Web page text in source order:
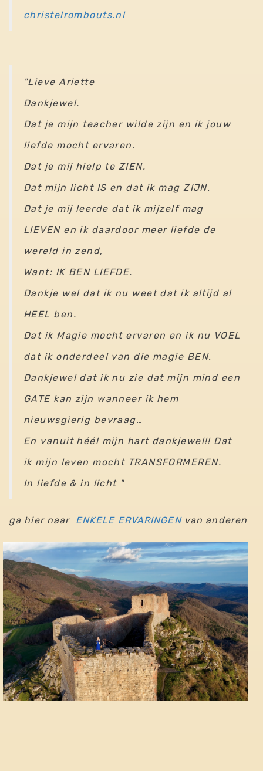
christelrombouts.nl
"Lieve Ariette
Dankjewel.
Dat je mijn teacher wilde zijn en ik jouw
liefde mocht ervaren.
Dat je mij hielp te ZIEN.
Dat mijn licht IS en dat ik mag ZIJN.
Dat je mij leerde dat ik mijzelf mag
LIEVEN en ik daardoor meer liefde de
wereld in zend,
Want: IK BEN LIEFDE.
Dankje wel dat ik nu weet dat ik altijd al
HEEL ben.
Dat ik Magie mocht ervaren en ik nu VOEL
dat ik onderdeel van die magie BEN.
Dankjewel dat ik nu zie dat mijn mind een
GATE kan zijn wanneer ik hem
nieuwsgierig bevraag…
En vanuit héél mijn hart dankjewel!! Dat
ik mijn leven mocht TRANSFORMEREN.
In liefde & in licht "
ga hier naar ENKELE ERVARINGENvan anderen